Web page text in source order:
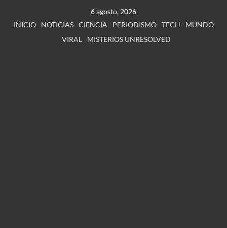
6 agosto, 2026
INICIO
NOTICIAS CIENCIA PERIODISMO TECH
MUNDO
VIRAL
MISTERIOS UNRESOLVED